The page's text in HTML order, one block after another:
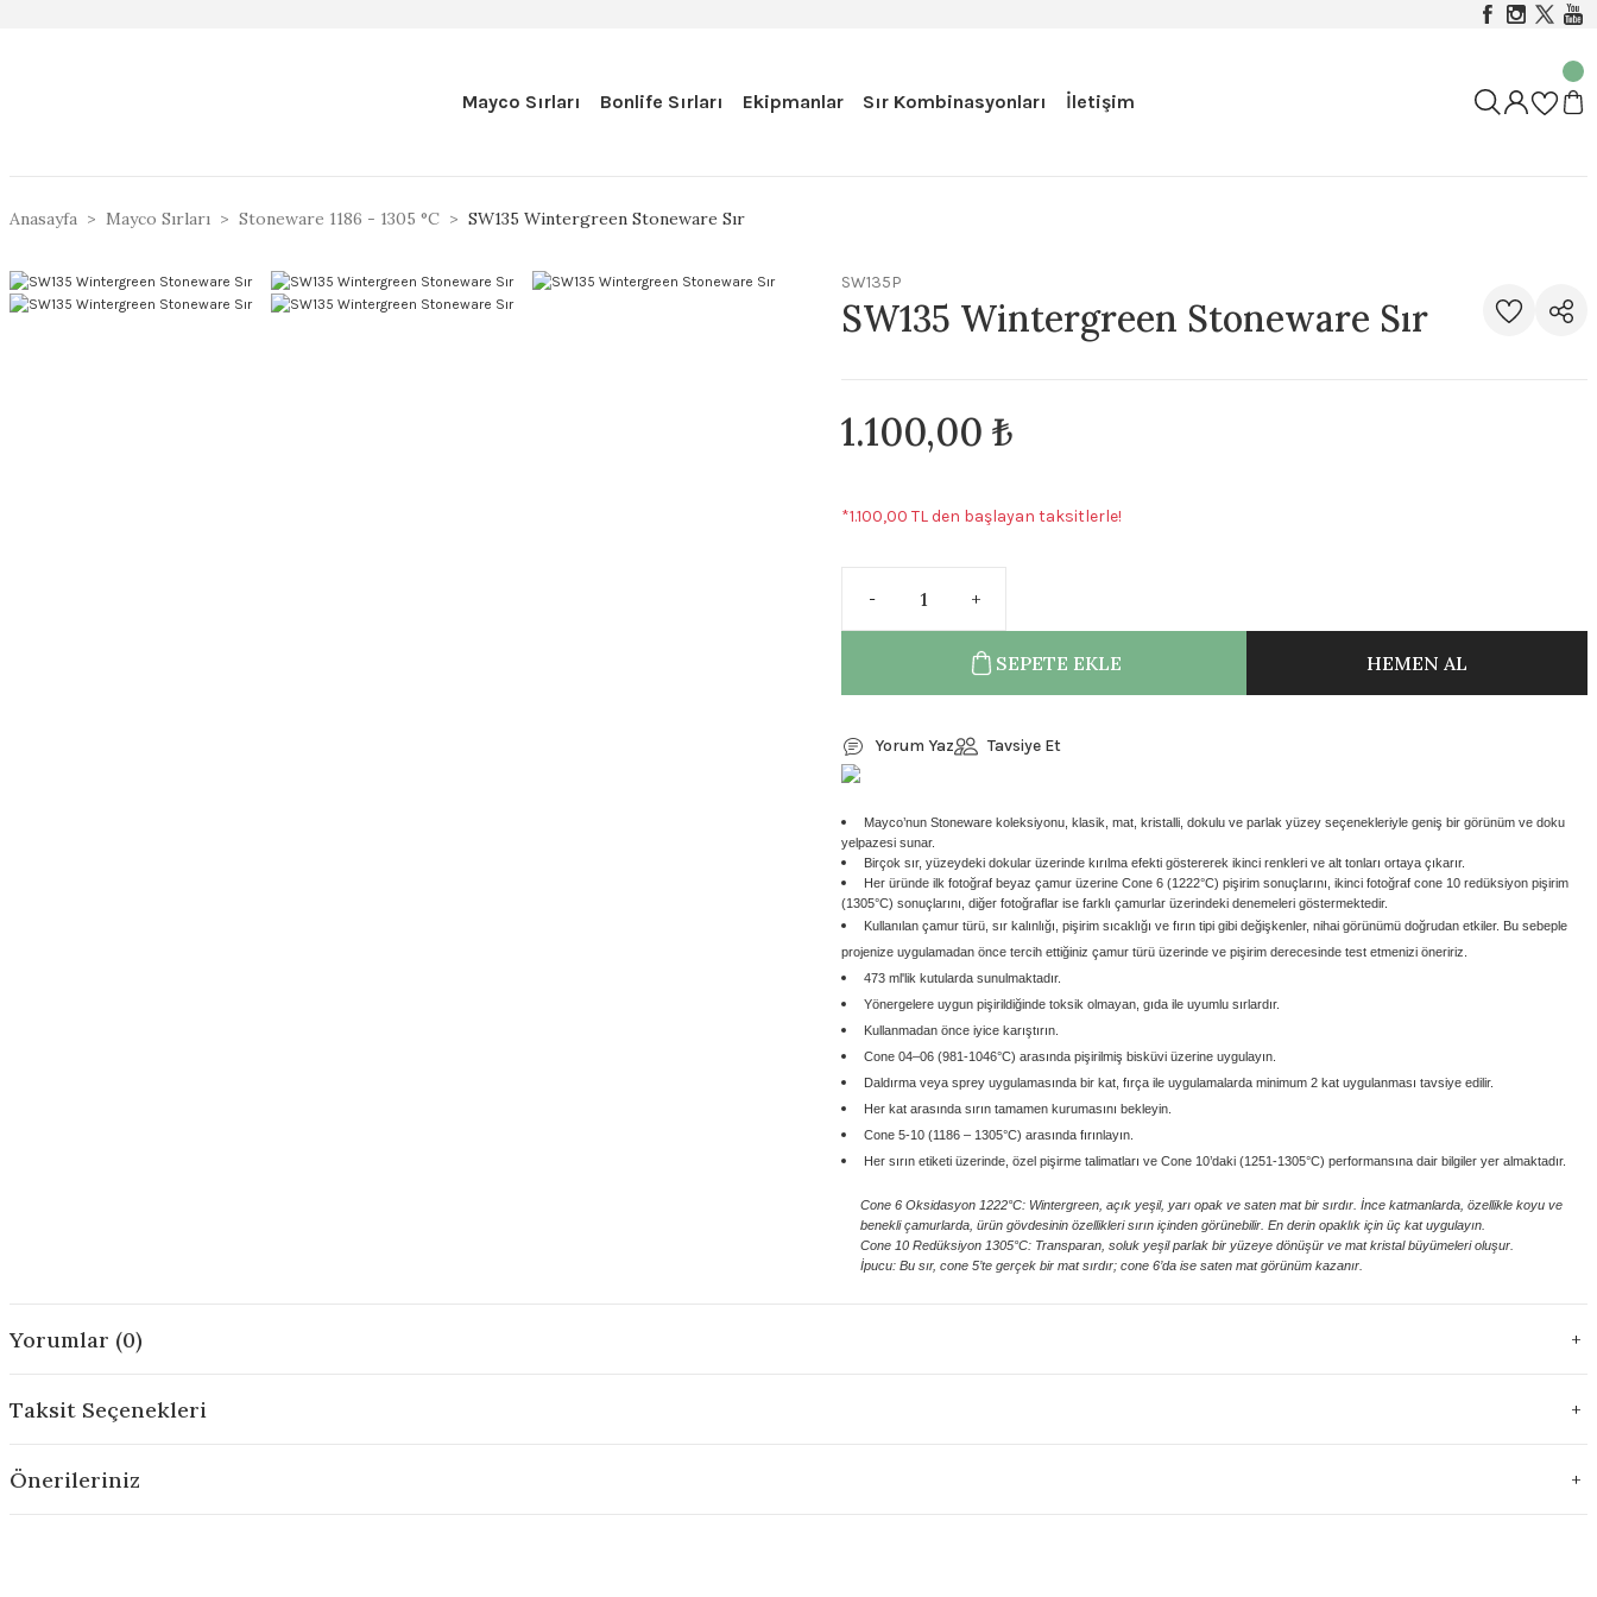
Mayco Sırları Bonlife Sırları Ekipmanlar Sır Kombinasyonları İletişim
Anasayfa Mayco Sırları Stoneware 1186 - 1305 °C SW135 Wintergreen Stoneware Sır
SW135P
SW135 Wintergreen Stoneware Sır
1.100,00 ₺
*1.100,00 TL den başlayan taksitlerle!
SEPETE EKLE HEMEN AL
Yorum Yaz Tavsiye Et
Mayco’nun Stoneware koleksiyonu, klasik, mat, kristalli, dokulu ve parlak yüzey seçenekleriyle geniş bir görünüm ve doku
yelpazesi sunar.
Birçok sır, yüzeydeki dokular üzerinde kırılma efekti göstererek ikinci renkleri ve alt tonları ortaya çıkarır.
Her üründe ilk fotoğraf beyaz çamur üzerine Cone 6 (1222°C) pişirim sonuçlarını, ikinci fotoğraf cone 10 redüksiyon pişirim
(1305°C) sonuçlarını, diğer fotoğraflar ise farklı çamurlar üzerindeki denemeleri göstermektedir.
Kullanılan çamur türü, sır kalınlığı, pişirim sıcaklığı ve fırın tipi gibi değişkenler, nihai görünümü doğrudan etkiler. Bu sebeple
projenize uygulamadan önce tercih ettiğiniz çamur türü üzerinde ve pişirim derecesinde test etmenizi öneririz.
473 ml'lik kutularda sunulmaktadır.
Yönergelere uygun pişirildiğinde toksik olmayan, gıda ile uyumlu sırlardır.
Kullanmadan önce iyice karıştırın.
Cone 04–06 (981-1046°C) arasında pişirilmiş bisküvi üzerine uygulayın.
Daldırma veya sprey uygulamasında bir kat, fırça ile uygulamalarda minimum 2 kat uygulanması tavsiye edilir.
Her kat arasında sırın tamamen kurumasını bekleyin.
Cone 5-10 (1186 – 1305°C) arasında fırınlayın.
Her sırın etiketi üzerinde, özel pişirme talimatları ve Cone 10’daki (1251-1305°C) performansına dair bilgiler yer almaktadır.
Cone 6 Oksidasyon 1222°C: Wintergreen, açık yeşil, yarı opak ve saten mat bir sırdır. İnce katmanlarda, özellikle koyu ve
benekli çamurlarda, ürün gövdesinin özellikleri sırın içinden görünebilir. En derin opaklık için üç kat uygulayın.
Cone 10 Redüksiyon 1305°C: Transparan, soluk yeşil parlak bir yüzeye dönüşür ve mat kristal büyümeleri oluşur.
İpucu: Bu sır, cone 5’te gerçek bir mat sırdır; cone 6’da ise saten mat görünüm kazanır.
Yorumlar (0)
Taksit Seçenekleri
Önerileriniz